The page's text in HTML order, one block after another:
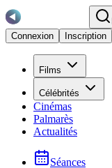
Connexion
Inscription
Films
Célébrités
Cinémas
Palmarès
Actualités
Séances